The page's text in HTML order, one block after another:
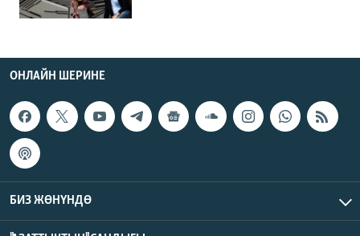
ОНЛАЙН ШЕРИНЕ
БИЗ ЖӨНҮНДӨ